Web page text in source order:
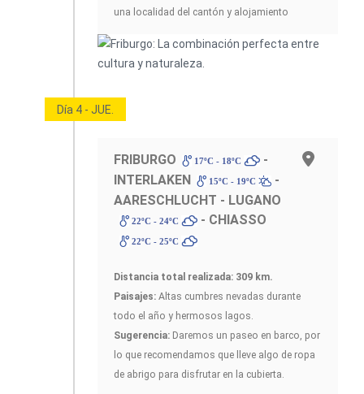
una localidad del cantón y alojamiento
Día 4 - JUE.
FRIBURGO 17ºC - 18ºC
-
INTERLAKEN
15ºC - 19ºC
-
AARESCHLUCHT - LUGANO
22ºC - 24ºC - CHIASSO
22ºC - 25ºC
Distancia total realizada: 309 km.
Paisajes: Altas cumbres nevadas durante
todo el año y hermosos lagos.
Sugerencia: Daremos un paseo en barco, por
lo que recomendamos que lleve algo de ropa
de abrigo para disfrutar en la cubierta.